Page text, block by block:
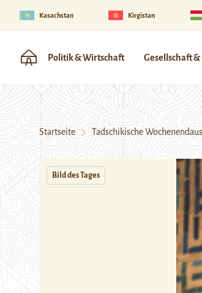
Kasachstan Kirgistan
Politik & Wirtschaft Gesellschaft
Startseite Tadschikische
Bild des Tages